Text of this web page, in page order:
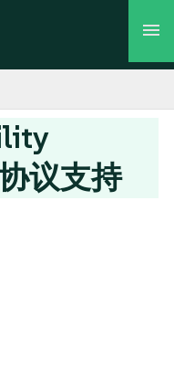
议支持